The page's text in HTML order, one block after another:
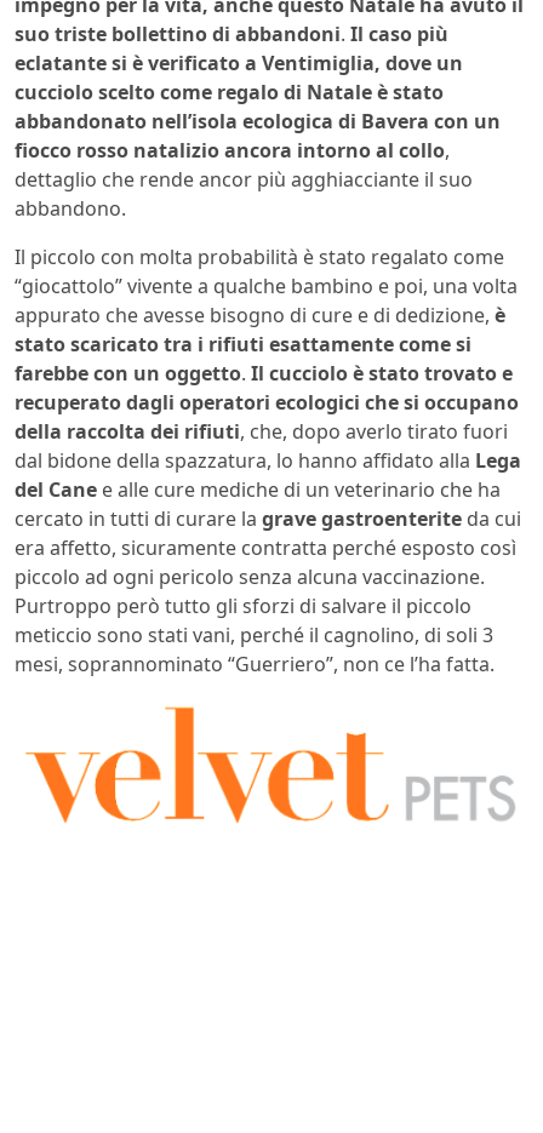
impegno per la vita, anche questo Natale ha avuto il
suo triste bollettino di abbandoni. Il caso più
eclatante si è verificato a Ventimiglia, dove un
cucciolo scelto come regalo di Natale è stato
abbandonato nell’isola ecologica di Bavera con un
fiocco rosso natalizio ancora intorno al collo,
dettaglio che rende ancor più agghiacciante il suo
abbandono.
Il piccolo con molta probabilità è stato regalato come
“giocattolo” vivente a qualche bambino e poi, una volta
appurato che avesse bisogno di cure e di dedizione, è
stato scaricato tra i rifiuti esattamente come si
farebbe con un oggetto. Il cucciolo è stato trovato e
recuperato dagli operatori ecologici che si occupano
della raccolta dei rifiuti, che, dopo averlo tirato fuori
dal bidone della spazzatura, lo hanno affidato alla Lega
del Cane e alle cure mediche di un veterinario che ha
cercato in tutti di curare la grave gastroenterite da cui
era affetto, sicuramente contratta perché esposto così
piccolo ad ogni pericolo senza alcuna vaccinazione.
Purtroppo però tutto gli sforzi di salvare il piccolo
meticcio sono stati vani, perché il cagnolino, di soli 3
mesi, soprannominato “Guerriero”, non ce l’ha fatta.